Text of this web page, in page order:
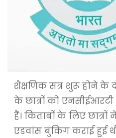
शैक्षणिक सत्र शुरू होने के
के छात्रों को
हैं। किताबों के लिए
एडवांस बुकिंग कराई हुई